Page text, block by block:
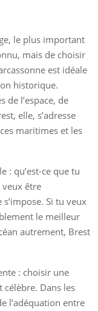
le plus important
mais de choisir
est idéale
historique.
de l’espace, de
elle, s’adresse
maritimes et les
: qu’est-ce que tu
être
Si tu veux
le meilleur
autrement, Brest
: choisir une
célèbre. Dans les
l’adéquation entre